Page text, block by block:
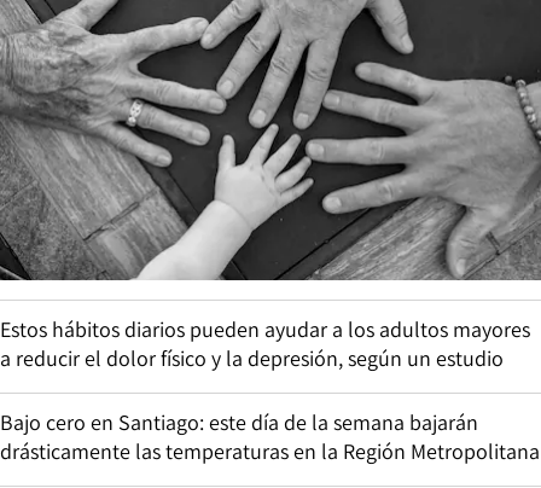
Estos hábitos diarios pueden ayudar a los adultos mayores
a reducir el dolor físico y la depresión, según un estudio
Bajo cero en Santiago: este día de la semana bajarán
drásticamente las temperaturas en la Región Metropolitana